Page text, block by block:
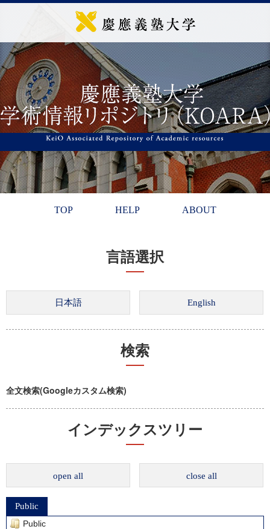
TOP HELP ABOUT
言語選択
検索
全文検索(Googleカスタム検索)
インデックスツリー
open all close all
Public
Public